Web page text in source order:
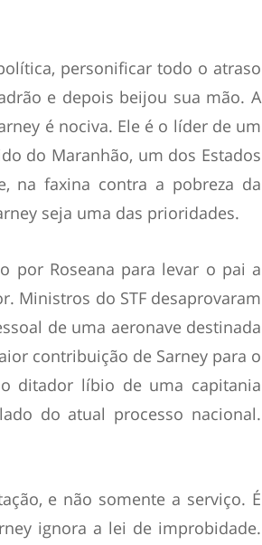
personificar todo o atraso
e depois beijou sua mão. A
é nociva. Ele é o líder de um
do Maranhão, um dos Estados
na faxina contra a pobreza da
seja uma das prioridades.
por Roseana para levar o pai a
Ministros do STF desaprovaram
de uma aeronave destinada
contribuição de Sarney para o
ditador líbio de uma capitania
do atual processo nacional.
e não somente a serviço. É
ignora a lei de improbidade.